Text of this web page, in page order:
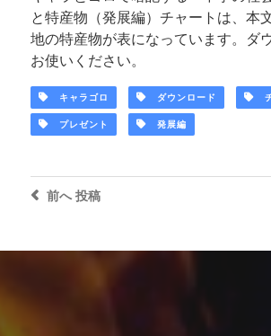
と特産物（発展編）チャートは、本
地の特産物が表になっています。ダ
お使いください。
キャラゴロ ダウンロード チ
プレゼント 発展編
前へ投稿